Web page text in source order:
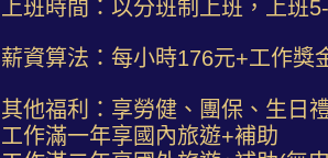
上班時間：以分班制上班，上班
薪資算法：每小時176元+工作獎
其他福利：享勞健、團保、生日
工作滿一年享國內旅遊+補助